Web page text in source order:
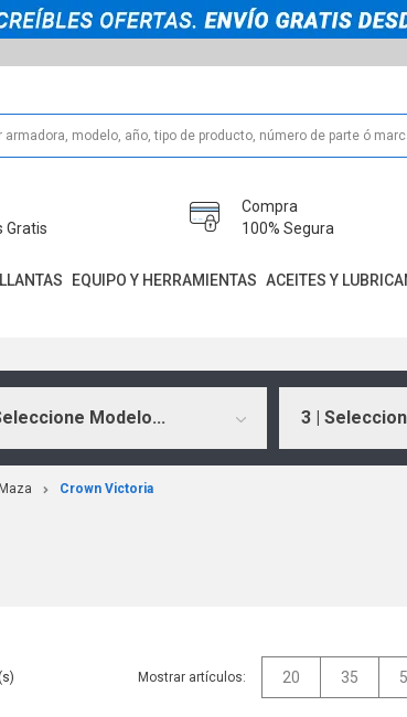
Gratis
Compra
100% Segura
LLANTAS EQUIPO Y HERRAMIENTAS ACEITES Y
Modelo... 3 |
Maza Crown Victoria
Mostrar artículos: 20 35